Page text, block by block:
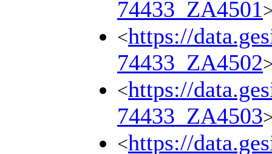
74433_ZA4501
<https://
74433_ZA4502
<https://
74433_ZA4503
<https://